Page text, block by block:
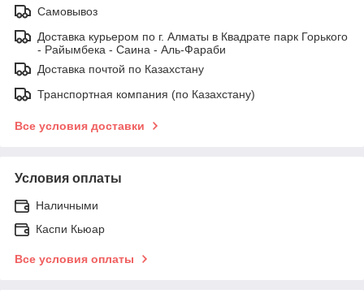
Самовывоз
Доставка курьером по г. Алматы в Квадрате парк Горького
- Райымбека - Саина - Аль-Фараби
Доставка почтой по Казахстану
Транспортная компания (по Казахстану)
Все условия доставки
Условия оплаты
Наличными
Каспи Кьюар
Все условия оплаты